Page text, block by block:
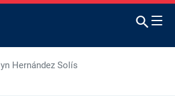
Hernández Solís